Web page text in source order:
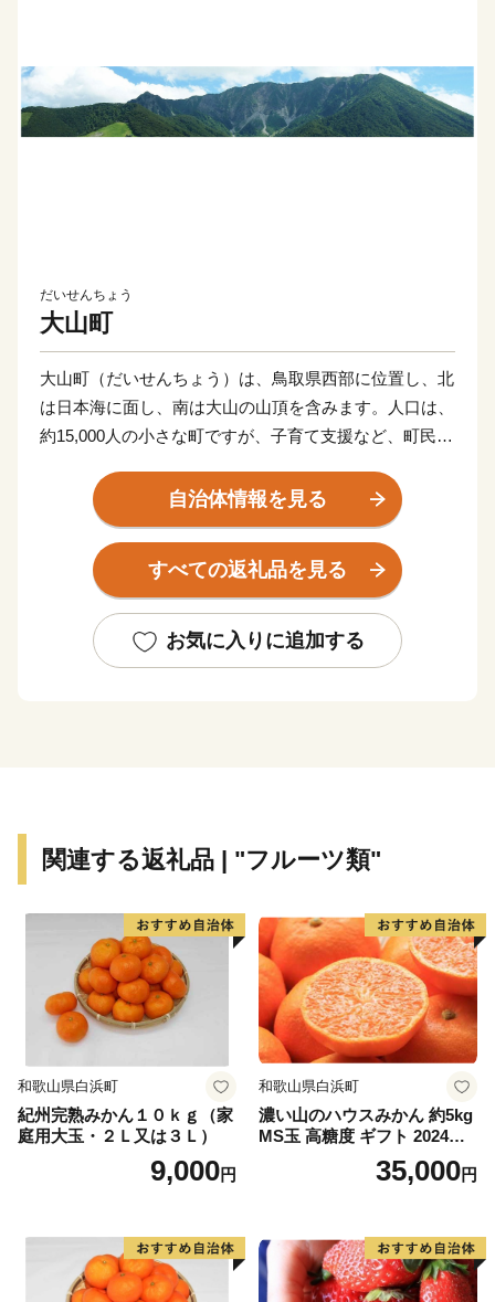
だいせんちょう
大山町
大山町（だいせんちょう）は、鳥取県西部に位置し、北
は日本海に面し、南は大山の山頂を含みます。人口は、
約15,000人の小さな町ですが、子育て支援など、町民が
度には合併以降14年間で初めて転入者が転出者を上回り
ました。しかし、依然として人口は、減り続けており、
高齢化の一途を辿っています。これからも人口減少対策
に力を注いでいく必要があります。
大山町を応援してくださる皆様へ
名峰大山の恵みを受けたお礼の品
抱く自然の宝庫です。降った雪や雨をブナの森が受け止
め、ゆっくりと地面に浸透させることで、ミネラルをた
っぷりと含んだ天然水がつくられます。大山の恵みを受
けた水は、豊かな農産物、海藻、魚介類の源になってい
ます。
漁業では、サザエ、アワビ、サワラなど県内屈指の漁
獲量を誇り、農業ではブロッコリーと梨の生産が盛ん
で、日本でも有数の生産地です。さらに、観光地とし
大山の恵みをたっぷりと受けたお礼の品をたくさんご
町の魅力を感じてください。
自治体情報を見る
すべての返礼品を見る
お気に入りに追加する
関連する返礼品 | "フルーツ類"
和歌山県白浜町
紀州完熟みかん１０ｋｇ（家
庭用大玉・２Ｌ又は３Ｌ）
9,000円
和歌山県白浜町
濃い山のハウスみかん 約5kg
MS玉 高糖度 ギフト 2024年7
35,000円